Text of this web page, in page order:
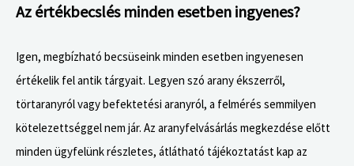
Az értékbecslés minden esetben ingyenes?
Igen, megbízható becsüseink minden esetben ingyenesen
értékelik fel antik tárgyait. Legyen szó arany ékszerről,
törtaranyról vagy befektetési aranyról, a felmérés semmilyen
kötelezettséggel nem jár. Az aranyfelvásárlás megkezdése előtt
minden ügyfelünk részletes, átlátható tájékoztatást kap az